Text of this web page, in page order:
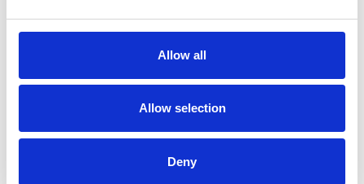
Allow all
Allow selection
Deny
Escabeau de sécurité Little Jumbo 4 marches avec
Un escabeau le plus sûr et le plus confortable pour tout travail.
Un escabeau à marches profondes pour l'usage